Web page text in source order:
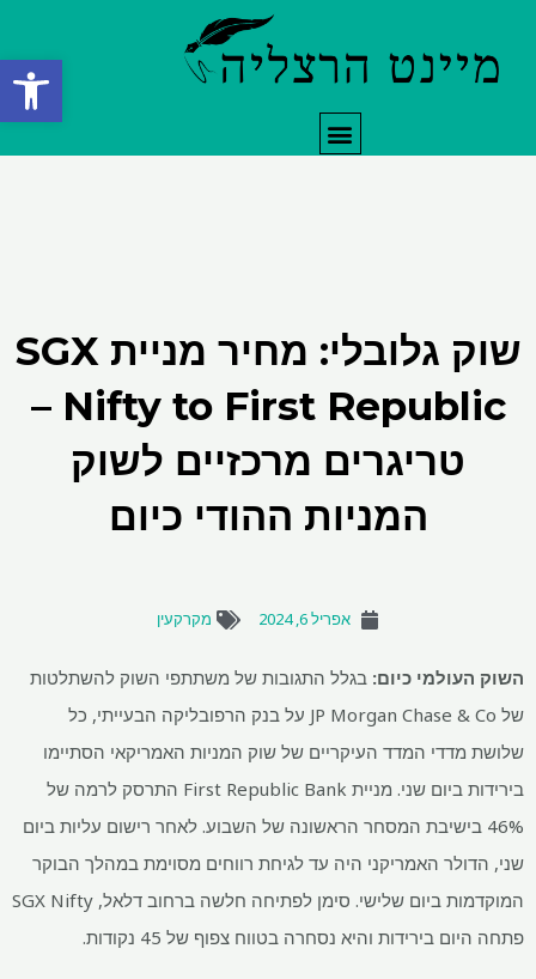
פתח
תפריט
שוק גלובלי: מחיר מניית SGX
Nifty to First Republic –
טריגרים מרכזיים לשוק
המניות ההודי כיום
אפריל 6, 2024 מקרקעין
השוק העולמי כיום: בגלל התגובות של משתתפי השוק להשתלטות
של JP Morgan Chase & Co על בנק הרפובליקה הבעייתי, כל
שלושת מדדי המדד העיקריים של שוק המניות האמריקאי הסתיימו
בירידות ביום שני. מניית First Republic Bank התרסק לרמה של
46% בישיבת המסחר הראשונה של השבוע. לאחר רישום עליות ביום
שני, הדולר האמריקני היה עד לגיחת רווחים מסוימת במהלך הבוקר
המוקדמות ביום שלישי. סימן לפתיחה חלשה ברחוב דלאל, SGX Nifty
פתחה היום בירידות והיא נסחרה בטווח צפוף של 45 נקודות.